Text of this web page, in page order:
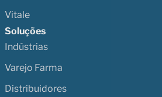
Vitale
Soluções
Indústrias
Varejo Farma
Distribuidores